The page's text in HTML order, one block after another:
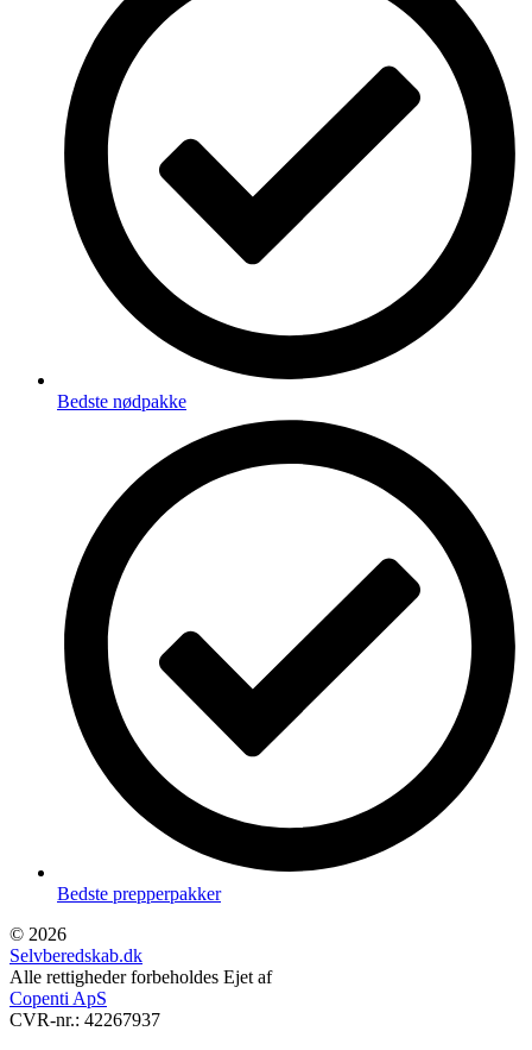
Bedste nødpakke
Bedste prepperpakker
© 2026
Selvberedskab.dk
Alle rettigheder forbeholdes Ejet af
Copenti ApS
CVR-nr.: 42267937